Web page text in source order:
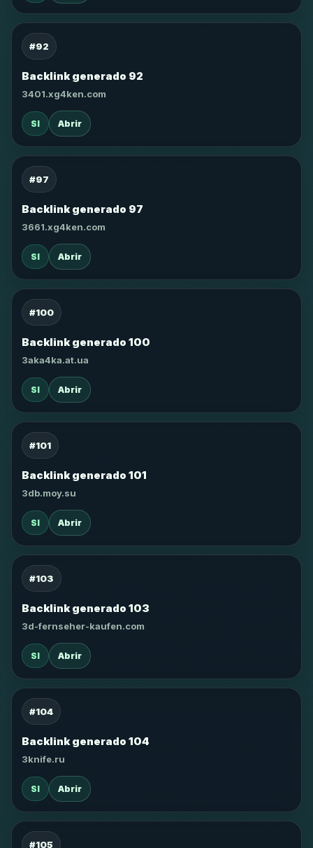
#92
Backlink generado 92
3401.xg4ken.com
SI Abrir
#97
Backlink generado 97
3661.xg4ken.com
SI Abrir
#100
Backlink generado 100
3aka4ka.at.ua
SI Abrir
#101
Backlink generado 101
3db.moy.su
SI Abrir
#103
Backlink generado 103
3d-fernseher-kaufen.com
SI Abrir
#104
Backlink generado 104
3knife.ru
SI Abrir
#105